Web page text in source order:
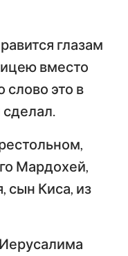
глазам
вместо
слово это в
сделал.
Мардохей,
сын Киса, из